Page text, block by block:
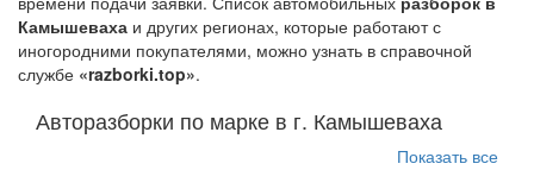
Камышеваха и других регионах, которые работают с
иногородними покупателями, можно узнать в справочной
службе «razborki.top».
Авторазборки по марке в г. Камышеваха
Показать все